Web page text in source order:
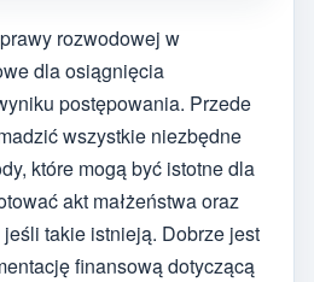
rozwodowej w
dla osiągnięcia
postępowania. Przede
wszystkie niezbędne
które mogą być istotne dla
akt małżeństwa oraz
takie istnieją. Dobrze jest
finansową dotyczącą